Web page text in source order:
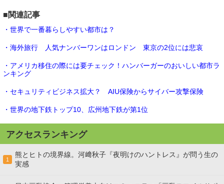
■関連記事
・世界で一番暮らしやすい都市は？
・海外旅行 人気ナンバーワンはロンドン 東京の2位には悲哀
・アメリカ移住の際には要チェック！ハンバーガーのおいしい都市ラ
ンキング
・セキュリティビジネス拡大？ AIU保険からサイバー攻撃保険
・世界の地下鉄トップ10、広州地下鉄が第1位
アクセスランキング
1
熊とヒトの境界線。河﨑秋子『夜明けのハントレス』が問う生の
実感